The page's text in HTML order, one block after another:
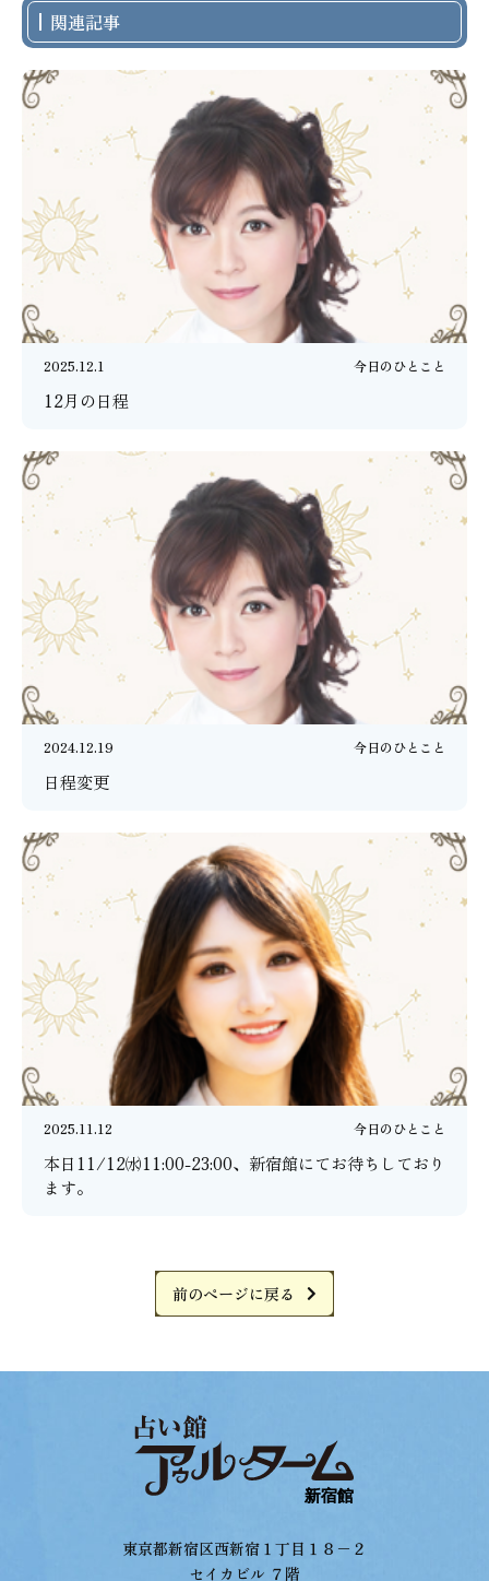
関連記事
2025.12.1 今日のひとこと
12月の日程
2024.12.19 今日のひとこと
日程変更
2025.11.12 今日のひとこと
本日11/12㈬11:00-23:00、新宿館にてお待ちしており
ます。
前のページに戻る
東京都新宿区西新宿１丁目１８−２
セイカビル ７階